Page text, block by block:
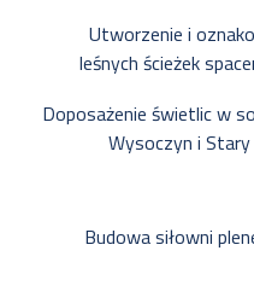
Utworzenie i
leśnych ścieżek
Doposażenie świetlic w
Wysoczyn i
Budowa siłowni